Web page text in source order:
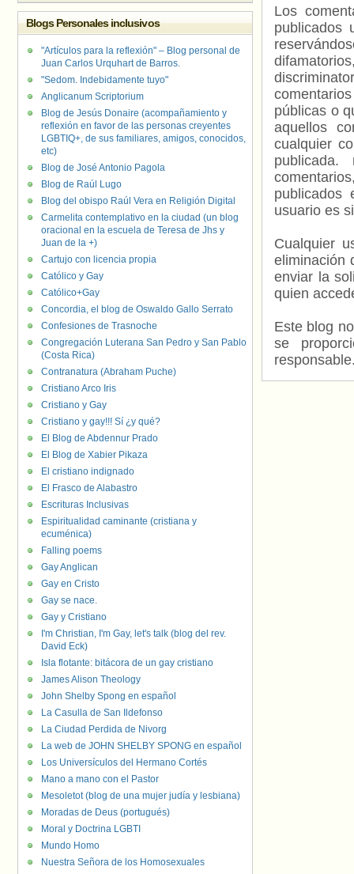
Los
publicados
públicas o
aquellos
cualquier
usuario es
Cualquier
eliminación
enviar la
quien
Este blog
se
Blogs Personales inclusivos
"Artículos para la reflexión" – Blog personal de
Juan Carlos Urquhart de Barros.
"Sedom. Indebidamente tuyo"
Anglicanum Scriptorium
Blog de Jesús Donaire (acompañamiento y
reflexión en favor de las personas creyentes
LGBTIQ+, de sus familiares, amigos, conocidos,
etc)
Blog de José Antonio Pagola
Blog de Raúl Lugo
Blog del obispo Raúl Vera en Religión Digital
Carmelita contemplativo en la ciudad (un blog
oracional en la escuela de Teresa de Jhs y
Juan de la +)
Cartujo con licencia propia
Católico y Gay
Católico+Gay
Concordia, el blog de Oswaldo Gallo Serrato
Confesiones de Trasnoche
Congregación Luterana San Pedro y San Pablo
(Costa Rica)
Contranatura (Abraham Puche)
Cristiano Arco Iris
Cristiano y Gay
Cristiano y gay!!! Sí ¿y qué?
El Blog de Abdennur Prado
El Blog de Xabier Pikaza
El cristiano indignado
El Frasco de Alabastro
Escrituras Inclusivas
Espiritualidad caminante (cristiana y
ecuménica)
Falling poems
Gay Anglican
Gay en Cristo
Gay se nace.
Gay y Cristiano
I'm Christian, I'm Gay, let's talk (blog del rev.
David Eck)
Isla flotante: bitácora de un gay cristiano
James Alison Theology
John Shelby Spong en español
La Casulla de San Ildefonso
La Ciudad Perdida de Nivorg
La web de JOHN SHELBY SPONG en español
Los Universículos del Hermano Cortés
Mano a mano con el Pastor
Mesoletot (blog de una mujer judía y lesbiana)
Moradas de Deus (portugués)
Moral y Doctrina LGBTI
Mundo Homo
Nuestra Señora de los Homosexuales